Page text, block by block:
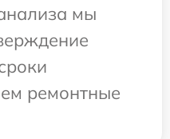
мы
ремонтные